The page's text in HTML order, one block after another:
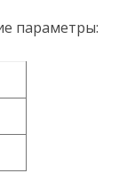
параметры: